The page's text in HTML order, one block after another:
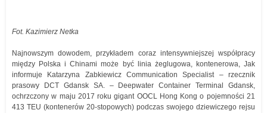
Fot. Kazimierz Netka
Najnowszym dowodem, przykładem coraz intensywniejszej współpracy
między Polska i Chinami może być linia żeglugowa, kontenerowa, Jak
informuje Katarzyna Zabkiewicz Communication Specialist – rzecznik
prasowy DCT Gdansk SA. – Deepwater Container Terminal Gdansk,
ochrzczony w maju 2017 roku gigant OOCL Hong Kong o pojemności 21
413 TEU (kontenerów 20-stopowych) podczas swojego dziewiczego rejsu